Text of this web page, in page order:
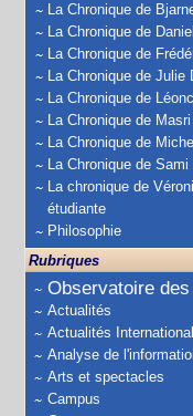
La Chronique de
La Chronique de
La Chronique de
La Chronique de Julie
La Chronique de
La Chronique de
La Chronique de
La Chronique de Sami
La chronique de
étudiante
Philosophie
Rubriques
Observatoire
Actualités
Actualités
Analyse de
Arts et spectacles
Campus